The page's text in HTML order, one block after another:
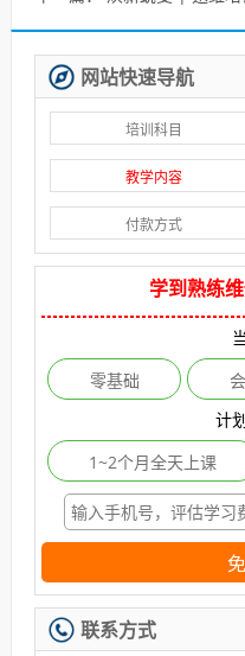
网站快速导航
培训科目
教学内容
付款方式
学到熟练
零基础
计
1~2个月全天上课
联系方式